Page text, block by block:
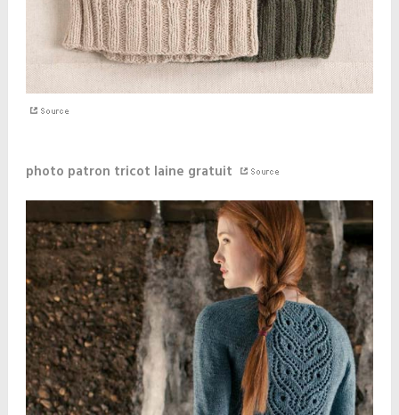
photo patron tricot laine gratuit